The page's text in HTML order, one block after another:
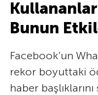
Kullananlar
Bunun
Facebook’un
rekor boyuttaki
haber